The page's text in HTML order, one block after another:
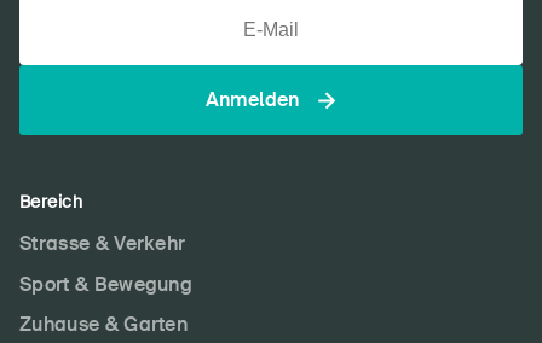
Anmelden
Bereich
Strasse & Verkehr
Sport & Bewegung
Zuhause & Garten